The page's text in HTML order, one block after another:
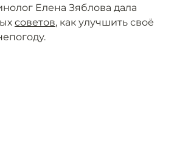
Елена Зяблова дала
советов, как улучшить своё